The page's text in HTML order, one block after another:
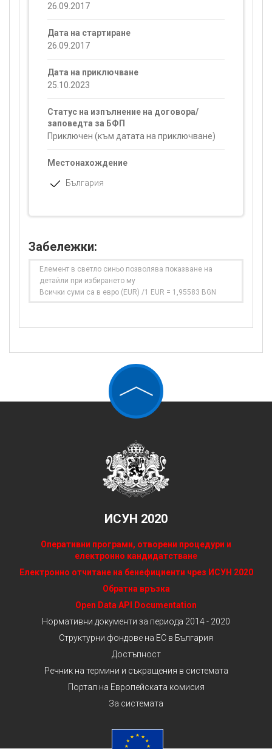
26.09.2017
Дата на стартиране
26.09.2017
Дата на приключване
25.10.2023
Статус на изпълнение на договора/
заповедта за БФП
Приключен (към датата на приключване)
Местонахождение
България
Забележки:
Елемент в светло синьо позволява показване на
детайли при избирането му
Всички суми са в евро (EUR) /1 EUR = 1,95583 BGN
ИСУН 2020
Оперативни програми, отворени процедури и
електронно кандидатстване
Електронно отчитане на бенефициенти чрез ИСУН 2020
Обратна връзка
Open Data API Documentation
Нормативни документи за периода 2014 - 2020
Структурни фондове на ЕС в България
Достъпност
Речник на термини и съкращения в системата
Портал на Европейската комисия
За системата